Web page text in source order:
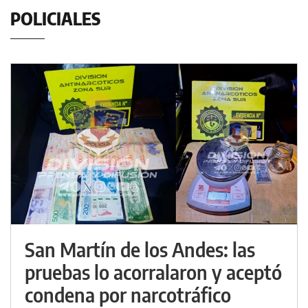
POLICIALES
San Martín de los Andes: las
pruebas lo acorralaron y aceptó
condena por narcotráfico